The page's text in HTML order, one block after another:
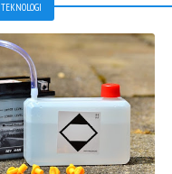
TEKNOLOGI